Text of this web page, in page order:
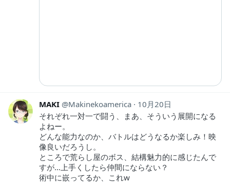
MAKI Makinekoamerica
10月20日
それぞれ一対一で闘う、まあ、そういう展開になる
よねー。
どんな能力なのか、バトルはどうなるか楽しみ！映
像良いだろうし。
ところで荒らし屋のボス、結構魅力的に感じたんで
すが…上手くしたら仲間にならない？
術中に嵌ってるか、これw